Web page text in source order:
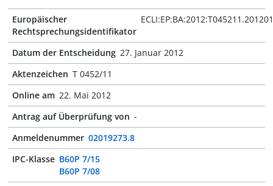
Europäischer
Rechtsprechungsidentifikator
Datum der Entscheidung 27. Januar 2012
Aktenzeichen T 0452/11
Online am 22. Mai 2012
Antrag auf Überprüfung von -
Anmeldenummer 02019273.8
IPC-Klasse B60P 7/15
B60P 7/08